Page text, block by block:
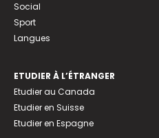
Social
Sport
Langues
ETUDIER À L’ÉTRANGER
Etudier au Canada
Etudier en Suisse
Etudier en Espagne